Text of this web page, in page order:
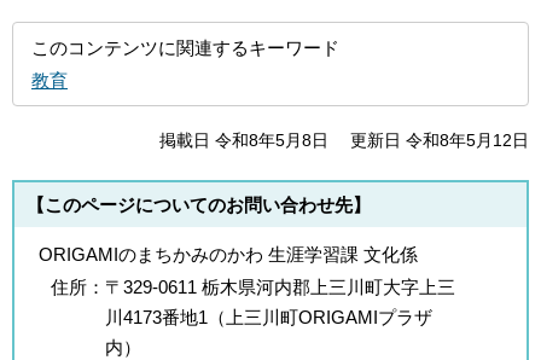
このコンテンツに関連するキーワード
教育
掲載日 令和8年5月8日 更新日 令和8年5月12日
【このページについてのお問い合わせ先】
ORIGAMIのまちかみのかわ 生涯学習課 文化係
住所： 〒329-0611 栃木県河内郡上三川町大字上三
川4173番地1（上三川町ORIGAMIプラザ
内）